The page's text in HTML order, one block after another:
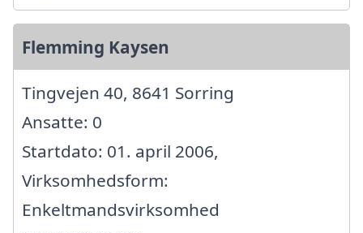
Flemming Kaysen
Tingvejen 40, 8641 Sorring
Ansatte: 0
Startdato: 01. april 2006,
Virksomhedsform:
Enkeltmandsvirksomhed